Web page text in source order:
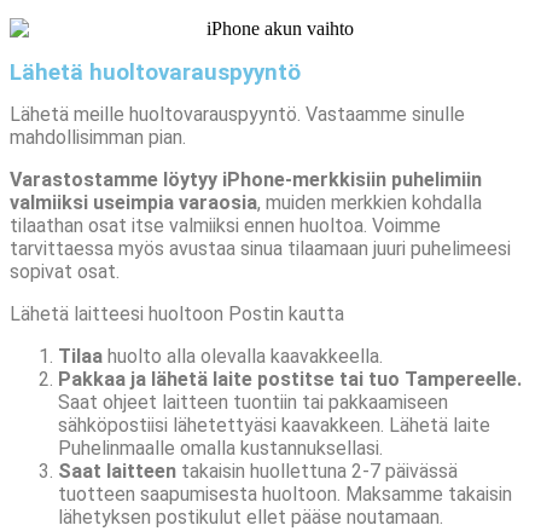
Lähetä huoltovarauspyyntö
Lähetä meille huoltovarauspyyntö. Vastaamme sinulle
mahdollisimman pian.
Varastostamme löytyy iPhone-merkkisiin puhelimiin
valmiiksi useimpia varaosia, muiden merkkien kohdalla
tilaathan osat itse valmiiksi ennen huoltoa. Voimme
tarvittaessa myös avustaa sinua tilaamaan juuri puhelimeesi
sopivat osat.
Lähetä laitteesi huoltoon Postin kautta
Tilaa huolto alla olevalla kaavakkeella.
Pakkaa ja lähetä laite postitse tai tuo Tampereelle.
Saat ohjeet laitteen tuontiin tai pakkaamiseen
sähköpostiisi lähetettyäsi kaavakkeen. Lähetä laite
Puhelinmaalle omalla kustannuksellasi.
Saat laitteen takaisin huollettuna 2-7 päivässä
tuotteen saapumisesta huoltoon. Maksamme takaisin
lähetyksen postikulut ellet pääse noutamaan.